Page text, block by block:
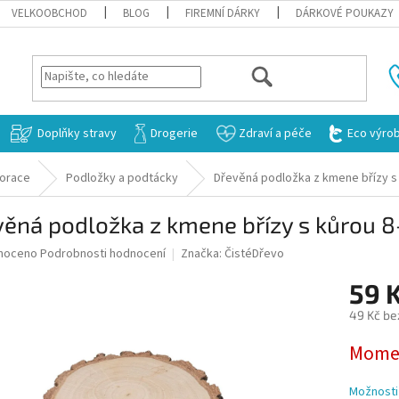
VELKOOBCHOD BLOG FIREMNÍ DÁRKY DÁRKOVÉ POUKAZY
HLEDAT
Doplňky stravy Drogerie Zdraví a péče Eco
Podložky a podtácky Dřevěná podložka z kmene břízy s
podložka z kmene břízy s kůrou
Podrobnosti hodnocení Značka: ČistéDřevo
59
49 Kč
cena: